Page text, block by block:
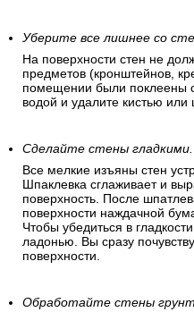
Уберите все лишнее со
На поверхности стен не
предметов (кронштейнов,
помещении были поклеены
водой и удалите кистью
Сделайте стены гладкими.
Все мелкие изъяны стен
Шпаклевка сглаживает и
поверхность. После
поверхности наждачной
Чтобы убедиться в
ладонью. Вы сразу
поверхности.
Обработайте стены